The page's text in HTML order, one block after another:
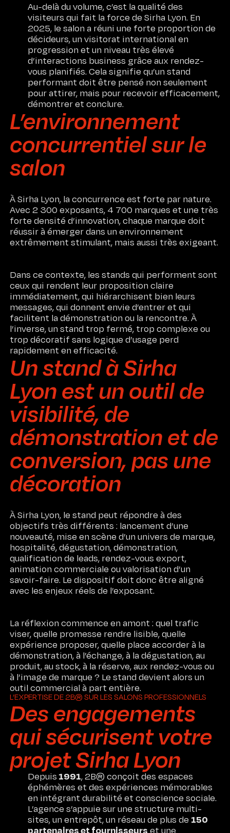
Au-delà du volume, c’est la qualité des
visiteurs qui fait la force de Sirha Lyon. En
2025, le salon a réuni une forte proportion de
décideurs, un visitorat international en
progression et un niveau très élevé
d’interactions business grâce aux rendez-
vous planifiés. Cela signifie qu’un stand
performant doit être pensé non seulement
pour attirer, mais pour recevoir efficacement,
démontrer et conclure.
L’environnement
concurrentiel sur le
salon
À Sirha Lyon, la concurrence est forte par nature.
Avec 2 300 exposants, 4 700 marques et une très
forte densité d’innovation, chaque marque doit
réussir à émerger dans un environnement
extrêmement stimulant, mais aussi très exigeant.
Dans ce contexte, les stands qui performent sont
ceux qui rendent leur proposition claire
immédiatement, qui hiérarchisent bien leurs
messages, qui donnent envie d’entrer et qui
facilitent la démonstration ou la rencontre. À
l’inverse, un stand trop fermé, trop complexe ou
trop décoratif sans logique d’usage perd
rapidement en efficacité.
Un stand à Sirha
Lyon est un outil de
visibilité, de
démonstration et de
conversion, pas une
décoration
À Sirha Lyon, le stand peut répondre à des
objectifs très différents : lancement d’une
nouveauté, mise en scène d’un univers de marque,
hospitalité, dégustation, démonstration,
qualification de leads, rendez-vous export,
animation commerciale ou valorisation d’un
savoir-faire. Le dispositif doit donc être aligné
avec les enjeux réels de l’exposant.
La réflexion commence en amont : quel trafic
viser, quelle promesse rendre lisible, quelle
expérience proposer, quelle place accorder à la
démonstration, à l’échange, à la dégustation, au
produit, au stock, à la réserve, aux rendez-vous ou
à l’image de marque ? Le stand devient alors un
outil commercial à part entière.
Des engagements
qui sécurisent votre
projet Sirha Lyon
L’EXPERTISE DE 2B® SUR LES SALONS PROFESSIONNELS
Depuis1991, 2B® conçoit des espaces
éphémères et des expériences mémorables
en intégrant durabilité et conscience sociale.
L’agence s’appuie sur une structure multi-
sites, un entrepôt, un réseau de plus de 150
partenaires et fournisseurs et une